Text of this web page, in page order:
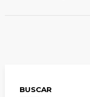
BUSCAR